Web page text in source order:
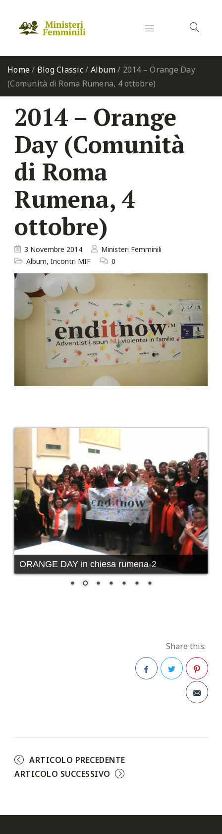
Home/ Blog Classic/ Album/ 2014 – Orange Day
(Comunità di Roma Rumena, 4 ottobre)
2014 – Orange
Day (Comunità
di Roma
Rumena, 4
ottobre)
3 Novembre 2014
Ministeri Femminili
Album, Incontri MIF 0
ORANGE DAY in chiesa rumena-2
Share this:
TwitterPinterest
ARTICOLO PRECEDENTE
ARTICOLO SUCCESSIVO